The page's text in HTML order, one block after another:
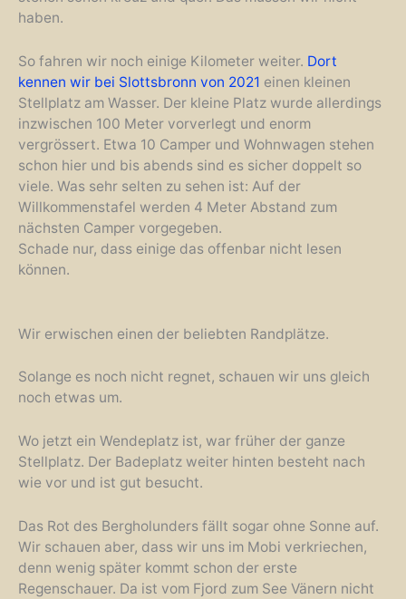
haben.
So fahren wir noch einige Kilometer weiter. Dort
kennen wir bei Slottsbronn von 2021 einen kleinen
Stellplatz am Wasser. Der kleine Platz wurde allerdings
inzwischen 100 Meter vorverlegt und enorm
vergrössert. Etwa 10 Camper und Wohnwagen stehen
schon hier und bis abends sind es sicher doppelt so
viele. Was sehr selten zu sehen ist: Auf der
Willkommenstafel werden 4 Meter Abstand zum
nächsten Camper vorgegeben.
Schade nur, dass einige das offenbar nicht lesen
können.
Wir erwischen einen der beliebten Randplätze.
Solange es noch nicht regnet, schauen wir uns gleich
noch etwas um.
Wo jetzt ein Wendeplatz ist, war früher der ganze
Stellplatz. Der Badeplatz weiter hinten besteht nach
wie vor und ist gut besucht.
Das Rot des Bergholunders fällt sogar ohne Sonne auf.
Wir schauen aber, dass wir uns im Mobi verkriechen,
denn wenig später kommt schon der erste
Regenschauer. Da ist vom Fjord zum See Vänern nicht